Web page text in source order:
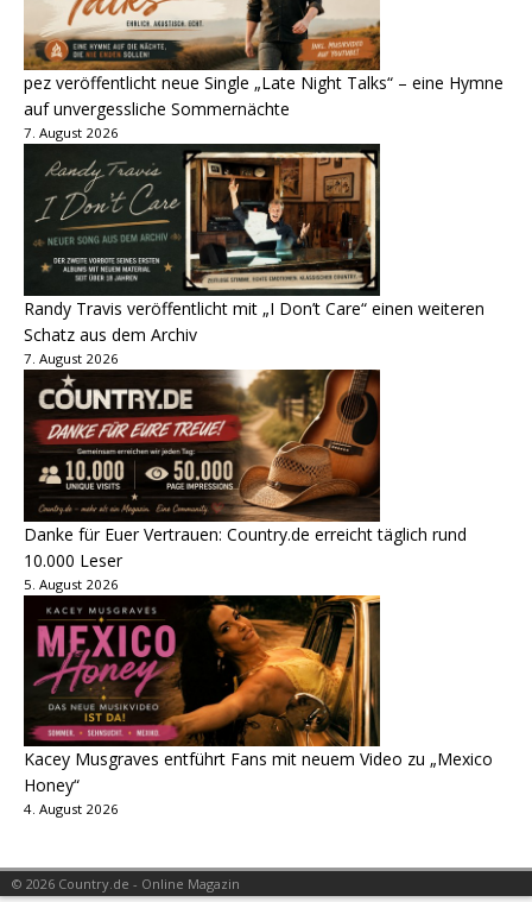
pez veröffentlicht neue Single „Late Night Talks“ – eine Hymne
auf unvergessliche Sommernächte
7. August 2026
Randy Travis veröffentlicht mit „I Don’t Care“ einen weiteren
Schatz aus dem Archiv
7. August 2026
Danke für Euer Vertrauen: Country.de erreicht täglich rund
10.000 Leser
5. August 2026
Kacey Musgraves entführt Fans mit neuem Video zu „Mexico
Honey“
4. August 2026
© 2026 Country.de - Online Magazin